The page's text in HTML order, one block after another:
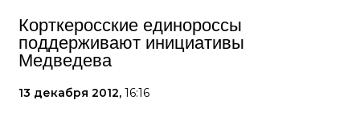
Корткеросские единороссы
поддерживают инициативы
Медведева
13 декабря 2012, 16:16